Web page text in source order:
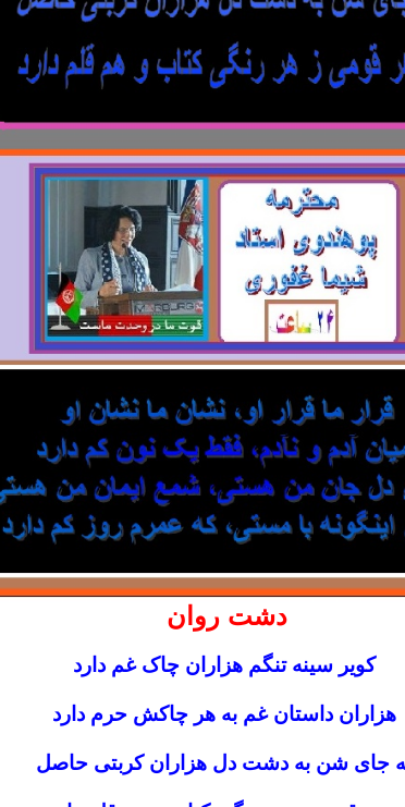
دشت روان
کویر سینه تنگم هزاران چاک غم دارد
هزاران داستان غم به هر چاکش حرم دارد
جای شن به دشت دل هزاران کربتی حاصل